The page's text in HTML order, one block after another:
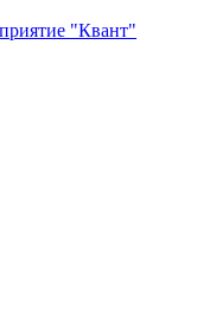
"Квант"